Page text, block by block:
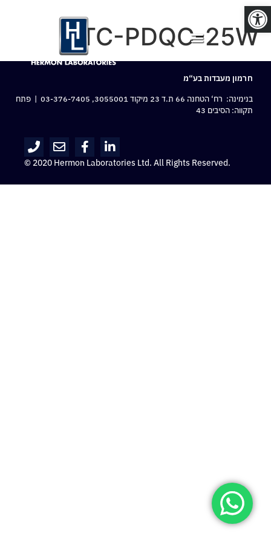
פתח סרגל נגישות
TC-PDQC-25W
חרמון מעבדות בע“מ
בנימינה: רח‘ הטחנה 66 ת.ד 23 מיקוד 3055001,
03-376-7405 | פתח
תקווה: הסיבים 43
© 2020 Hermon Laboratories Ltd. All Rights Reserved.